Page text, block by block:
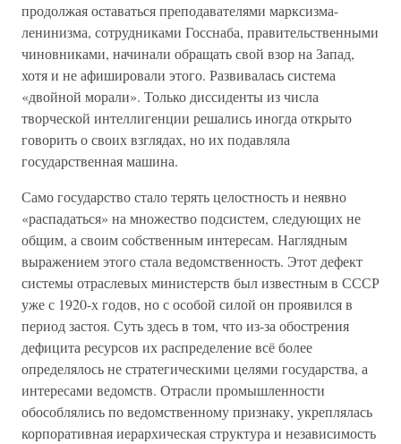
продолжая оставаться преподавателями марксизма-
ленинизма, сотрудниками Госснаба, правительственными
чиновниками, начинали обращать свой взор на Запад,
хотя и не афишировали этого. Развивалась система
«двойной морали». Только диссиденты из числа
творческой интеллигенции решались иногда открыто
говорить о своих взглядах, но их подавляла
государственная машина.
Само государство стало терять целостность и неявно
«распадаться» на множество подсистем, следующих не
общим, а своим собственным интересам. Наглядным
выражением этого стала ведомственность. Этот дефект
системы отраслевых министерств был известным в СССР
уже с 1920-х годов, но с особой силой он проявился в
период застоя. Суть здесь в том, что из-за обострения
дефицита ресурсов их распределение всё более
определялось не стратегическими целями государства, а
интересами ведомств. Отрасли промышленности
обособлялись по ведомственному признаку, укреплялась
корпоративная иерархическая структура и независимость